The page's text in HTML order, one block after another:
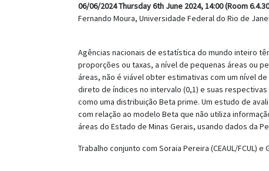
06/06/2024 Thursday 6th June 2024, 14:00 (Room
Fernando Moura, Universidade Federal do Rio de
Agências nacionais de estatística do mundo inteiro
proporções ou taxas, a nível de pequenas áreas ou
áreas, não é viável obter estimativas com um nível
direto de índices no intervalo (0,1) e suas
como uma distribuição Beta prime. Um estudo de
com relação ao modelo Beta que não utiliza
áreas do Estado de Minas Gerais, usando dados da
Trabalho conjunto com Soraia Pereira (CEAUL/FCUL) e